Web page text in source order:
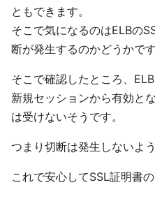
ともできます。
そこで気になるのはELBの
断が発生するのかどうかです
そこで確認したところ、
新規セッションから有効と
は受けないそうです。
つまり切断は発生しないよう
これで安心してSSL証明書